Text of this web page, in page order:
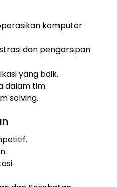
komputer
dan pengarsipan
yang baik.
dalam tim.
solving.